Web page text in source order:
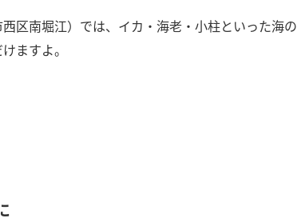
西区南堀江）では、イカ・海老・小柱といった海の
ますよ。